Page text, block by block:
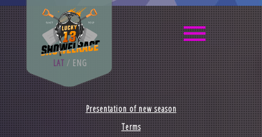
LAT / ENG
Presentation of new season
Terms